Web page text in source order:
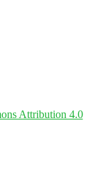
Attribution 4.0